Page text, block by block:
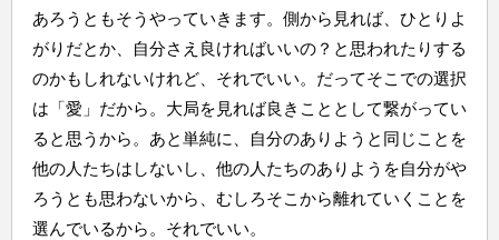
あろうともそうやっていきます。側から見れば、ひとりよ
がりだとか、自分さえ良ければいいの？と思われたりする
のかもしれないけれど、それでいい。だってそこでの選択
は「愛」だから。大局を見れば良きこととして繋がってい
ると思うから。あと単純に、自分のありようと同じことを
他の人たちはしないし、他の人たちのありようを自分がや
ろうとも思わないから、むしろそこから離れていくことを
選んでいるから。それでいい。